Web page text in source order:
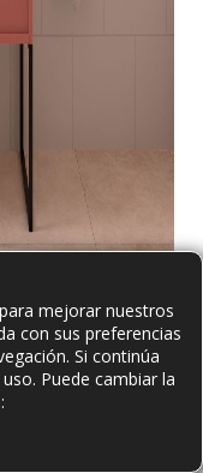
mejorar nuestros
con sus preferencias
Si continúa
Puede cambiar la
satín. No incluye